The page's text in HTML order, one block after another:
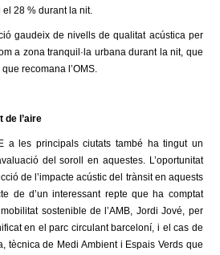
28 % durant la nit.
gaudeix de nivells de qualitat acústica per
a zona tranquil·la urbana durant la nit, que
recomana l’OMS.
de l’aire
a les principals ciutats també ha tingut un
del soroll en aquestes. L’oportunitat
de l’impacte acústic del trànsit en aquests
de d’un interessant repte que ha comptat
sostenible de l’AMB, Jordi Jové, per
en el parc circulant barceloní, i el cas de
tècnica de Medi Ambient i Espais Verds que